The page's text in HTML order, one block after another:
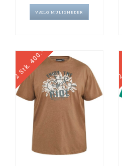
VÆLG MULIGHEDER
2 Stk. 400.-